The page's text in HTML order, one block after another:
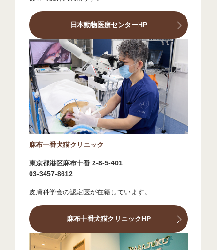
日本動物医療センターHP
麻布十番犬猫クリニック
東京都港区麻布十番 2-8-5-401
03-3457-8612
皮膚科学会の認定医が在籍しています。
麻布十番犬猫クリニックHP